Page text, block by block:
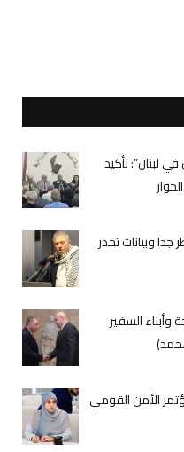
لبنان”: تأكيد
وبيانات تحذر
السفير
الأمن القومي